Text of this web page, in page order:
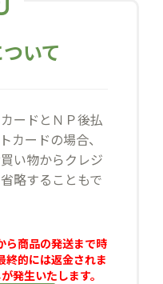
いて
ードとＮＰ後払
カードの場合、
い物からクレジ
略することもで
ら商品の発送まで時
終的には返金されま
発生いたします。